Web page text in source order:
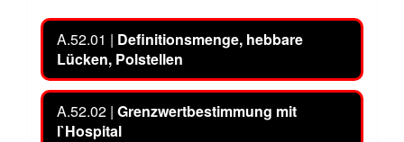
A.52.01 | Definitionsmenge, hebbare
Lücken, Polstellen
A.52.02 | Grenzwertbestimmung mit
l`Hospital